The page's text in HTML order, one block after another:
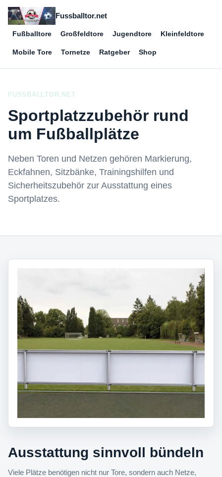
Fussballtor.net
Fußballtore Großfeldtore Jugendtore Kleinfeldtore
Mobile Tore Tornetze Ratgeber Shop
FUSSBALLTOR.NET
Sportplatzzubehör rund
um Fußballplätze
Neben Toren und Netzen gehören Markierung,
Eckfahnen, Sitzbänke, Trainingshilfen und
Sicherheitszubehör zur Ausstattung eines
Sportplatzes.
Ausstattung sinnvoll bündeln
Viele Plätze benötigen nicht nur Tore, sondern auch Netze,